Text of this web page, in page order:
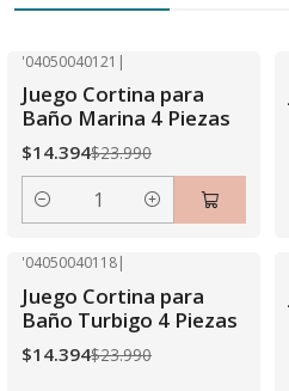
'04050040121 |
Juego Cortina para
Baño Marina 4 Piezas
$14.394$23.990
Cantidad
'04050040118|
Juego Cortina para
Baño Turbigo 4 Piezas
$14.394$23.990